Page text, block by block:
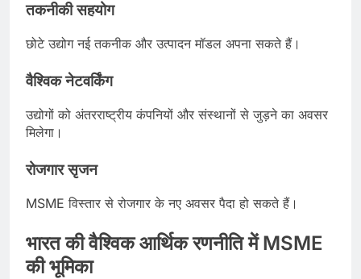
तकनीकी सहयोग
छोटे उद्योग नई तकनीक और उत्पादन मॉडल अपना सकते हैं।
वैश्विक नेटवर्किंग
उद्योगों को अंतरराष्ट्रीय कंपनियों और संस्थानों से जुड़ने का अवसर
मिलेगा।
रोजगार सृजन
MSME विस्तार से रोजगार के नए अवसर पैदा हो सकते हैं।
भारत की वैश्विक आर्थिक रणनीति में MSME
की भूमिका